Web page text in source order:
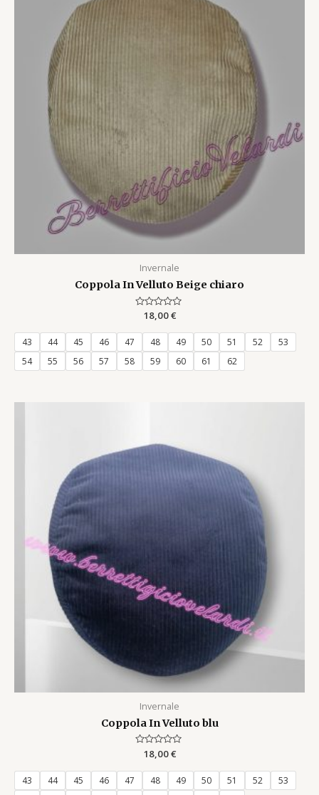
Invernale
Coppola In Velluto Beige chiaro
Rated
out
18,00€
43 44 45 46 47 48 49 50 51 52
53
54
55 56 57 58 59 60 61 62
Invernale
Coppola In Velluto blu
Rated
out
18,00€
43 44 45 46 47 48 49 50 51 52
53